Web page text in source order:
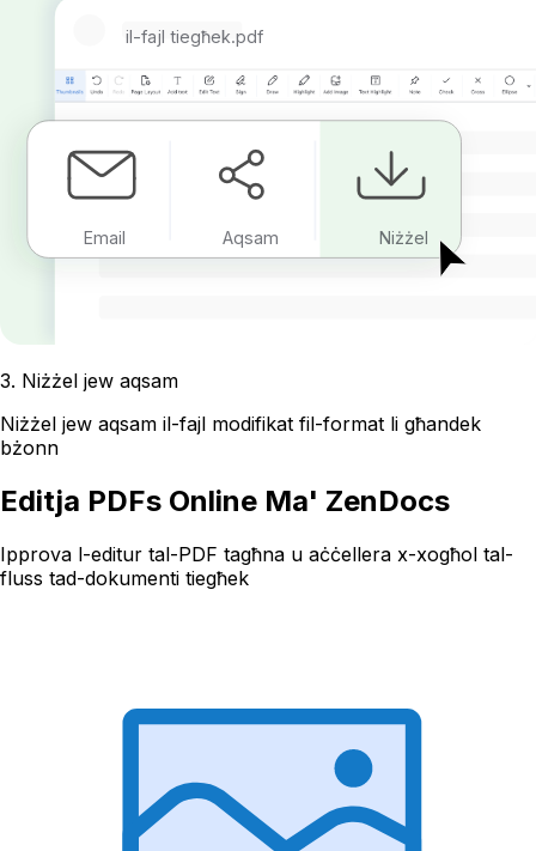
il-fajl tiegħek.pdf
Email Aqsam Niżżel
3. Niżżel jew aqsam
Niżżel jew aqsam il-fajl modifikat fil-format li għandek
bżonn
Editja PDFs Online Ma' ZenDocs
Ipprova l-editur tal-PDF tagħna u aċċellera x-xogħol tal-
fluss tad-dokumenti tiegħek